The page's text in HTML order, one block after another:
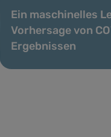
Ein maschinelles
Vorhersage von
Ergebnissen